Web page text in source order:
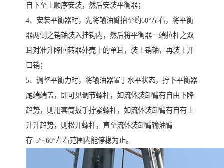
自下至上顺序安装，然后安装平衡器；
4、安装平衡器时，先将输油臂抬至约60°左右，将平衡
器两侧之销轴装入挂钩内，然后将平衡器一端拉杆之双
耳对准升降回转器外壳上的单耳，装上销轴，再装上开
口销；
5、调整平衡力时，将输油器置于水平状态，拧下平衡器
尾端端盖，即可见调节螺杆，如流体装卸臂有自由下降
趋势，则用套筒扳手拧紧螺杆，如流体装卸臂有自有上
升升趋势，则松开螺杆，直至流体装卸臂输油臂
存-5°~60°左右范围内能停稳为止。